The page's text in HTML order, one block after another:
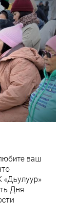
ваш
«Дьулуур»
Дня